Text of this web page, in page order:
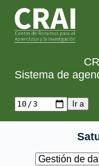
Sistema de